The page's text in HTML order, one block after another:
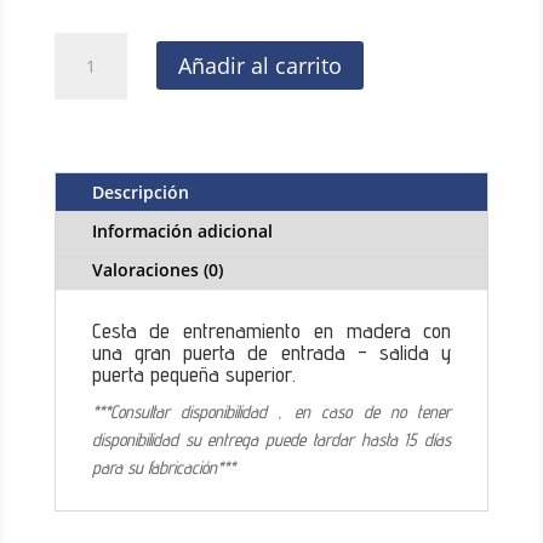
MADERA
cantidad
Añadir al carrito
Descripción
Información adicional
Valoraciones (0)
Cesta de entrenamiento en maderacon
una gran puerta de entrada - salida y
puerta pequeña superior.
***Consultar disponibilidad , en caso de no tener
disponibilidad su entrega puede tardar hasta 15 días
para su fabricación***